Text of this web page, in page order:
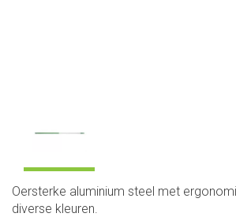
Oersterke aluminium steel met
diverse kleuren.